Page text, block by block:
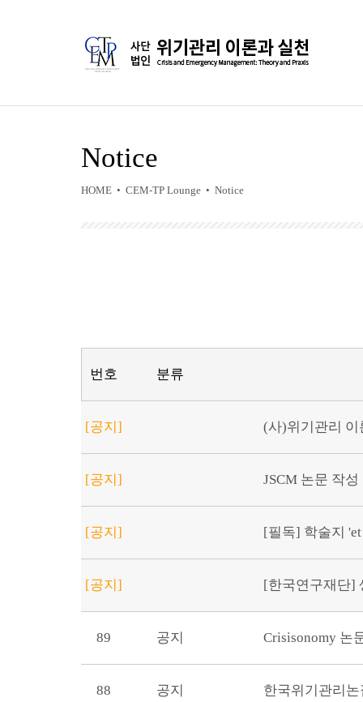
Notice
HOME • CEM-TP Lounge • Notice
번호 분류
[공지] (사)위기관리 이
[공지] JSCM 논문 작
[공지] [필독] 학술지
[공지] [한국연구재단]
89 공지 Crisisonomy 논
88 공지 한국위기관리